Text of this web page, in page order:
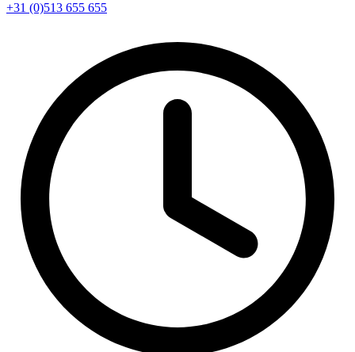
+31 (0)513 655 655